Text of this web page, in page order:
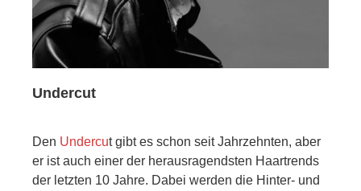
Undercut
Den Undercut gibt es schon seit Jahrzehnten, aber
er ist auch einer der herausragendsten Haartrends
der letzten 10 Jahre. Dabei werden die Hinter- und